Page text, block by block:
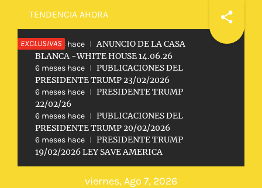
Saltar
contenido
TENDENCIA AHORA
EXCLUSIVAS
2 meses hace
ANUNCIO DE LA CASA
BLANCA -WHITE HOUSE 14.06.26
6 meses hace
PUBLICACIONES DEL
PRESIDENTE TRUMP 23/02/2026
6 meses hace
PRESIDENTE TRUMP
22/02/26
6 meses hace
PUBLICACIONES DEL
PRESIDENTE TRUMP 20/02/2026
6 meses hace
PRESIDENTE TRUMP
19/02/2026 LEY SAVE AMERICA
viernes, Ago 7, 2026